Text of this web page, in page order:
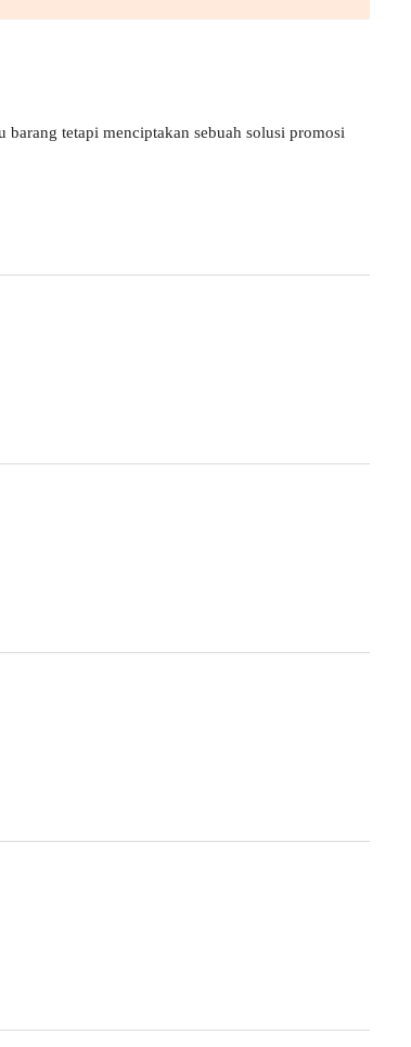
tetapi menciptakan sebuah solusi promosi